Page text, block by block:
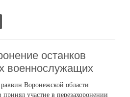
останков
военнослужащих
Воронежской области
участие в перезахоронении